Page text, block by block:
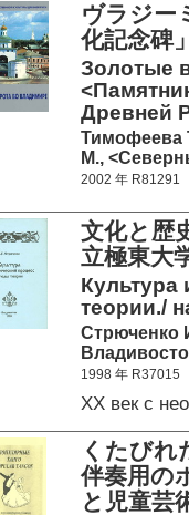
ヴラジー
化記念碑
Золотые
Древней
Тимофеева
М.,
2002 年 R81291
文化と歴
立極東大
Культура
теории./
Стрюченко
1998 年 R37015
XX век с
くたび
伴奏用の
と児童芸